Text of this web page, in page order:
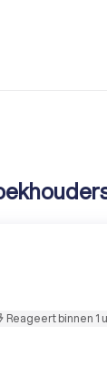
Reageert binnen 1